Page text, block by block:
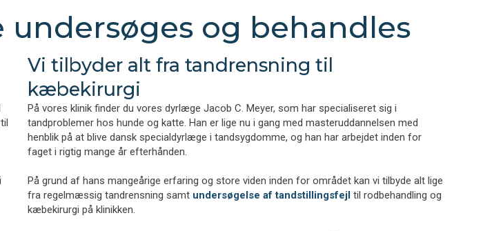
og behandles
Vi tilbyder alt fra tandrensning til
kæbekirurgi
På vores klinik finder du vores dyrlæge Jacob C. Meyer, som har specialiseret sig i
tandproblemer hos hunde og katte. Han er lige nu i gang med masteruddannelsen med
henblik på at blive dansk specialdyrlæge i tandsygdomme, og han har arbejdet inden for
faget i rigtig mange år efterhånden.
På grund af hans mangeårige erfaring og store viden inden for området kan vi tilbyde alt lige
fra regelmæssig tandrensning samt undersøgelse af tandstillingsfejltil rodbehandling og
kæbekirurgi på klinikken.